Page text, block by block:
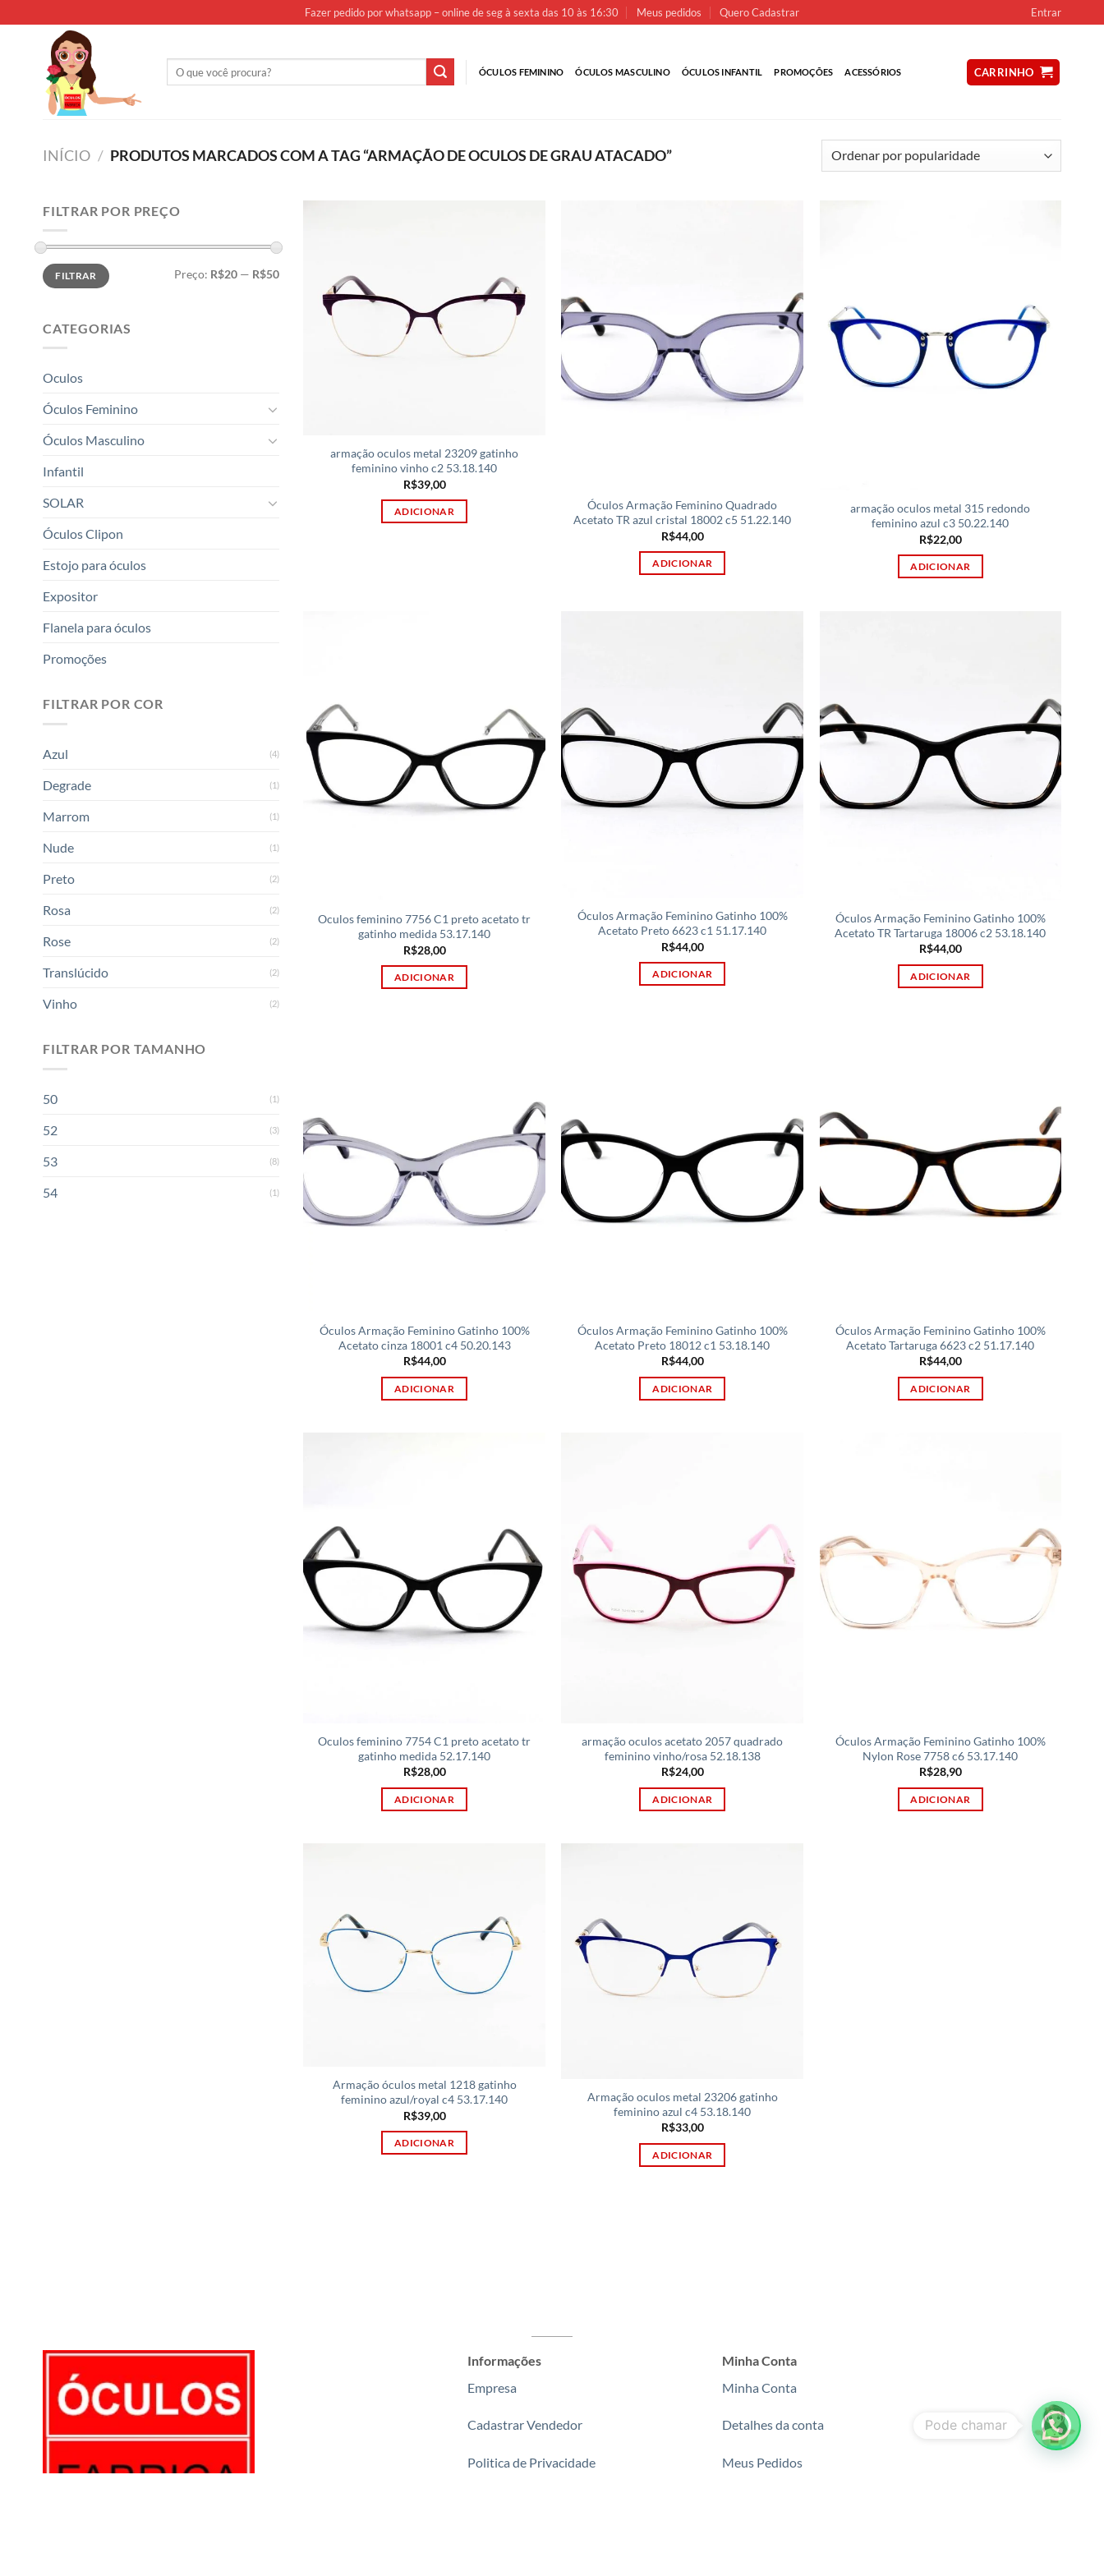
to
Fazer pedido por whatsapp – online de seg à sexta das 10 às 16:30 Meus pedidos Quero Cadastrar Entrar
ÓCULOS FEMININO ÓCULOS MASCULINO ÓCULOS INFANTIL PROMOÇÕES ACESSÓRIOS CARRINHO
INÍCIO / PRODUTOS MARCADOS COM A TAG “ARMAÇÃO DE OCULOS DE GRAU ATACADO”
FILTRAR POR PREÇO
Preço
mínimo
Preço
máximo
FILTRAR Preço: R$20— R$50
CATEGORIAS
Oculos
Óculos Feminino
Óculos Masculino
Infantil
SOLAR
Óculos Clipon
Estojo para óculos
Expositor
Flanela para óculos
Promoções
FILTRAR POR COR
Azul (4)
Degrade (1)
Marrom (1)
Nude (1)
Preto (2)
Rosa (2)
Rose (2)
Translúcido (2)
Vinho (2)
FILTRAR POR TAMANHO
50 (1)
52 (3)
53 (8)
54 (1)
armação oculos metal 23209 gatinho
feminino vinho c2 53.18.140
R$39,00
ADICIONAR
Óculos Armação Feminino Quadrado
Acetato TR azul cristal 18002 c5 51.22.140
R$44,00
ADICIONAR
armação oculos metal 315 redondo
feminino azul c3 50.22.140
R$22,00
ADICIONAR
Oculos feminino 7756 C1 preto acetato tr
gatinho medida 53.17.140
R$28,00
ADICIONAR
Óculos Armação Feminino Gatinho 100%
Acetato Preto 6623 c1 51.17.140
R$44,00
ADICIONAR
Óculos Armação Feminino Gatinho 100%
Acetato TR Tartaruga 18006 c2 53.18.140
R$44,00
ADICIONAR
Óculos Armação Feminino Gatinho 100%
Acetato cinza 18001 c4 50.20.143
R$44,00
ADICIONAR
Óculos Armação Feminino Gatinho 100%
Acetato Preto 18012 c1 53.18.140
R$44,00
ADICIONAR
Óculos Armação Feminino Gatinho 100%
Acetato Tartaruga 6623 c2 51.17.140
R$44,00
ADICIONAR
Oculos feminino 7754 C1 preto acetato tr
gatinho medida 52.17.140
R$28,00
ADICIONAR
armação oculos acetato 2057 quadrado
feminino vinho/rosa 52.18.138
R$24,00
ADICIONAR
Óculos Armação Feminino Gatinho 100%
Nylon Rose 7758 c6 53.17.140
R$28,90
ADICIONAR
Armação óculos metal 1218 gatinho
feminino azul/royal c4 53.17.140
R$39,00
ADICIONAR
Armação oculos metal 23206 gatinho
feminino azul c4 53.18.140
R$33,00
ADICIONAR
Informações
Empresa
Cadastrar Vendedor
Politica de Privacidade
Minha Conta
Minha Conta
Detalhes da conta
Meus Pedidos